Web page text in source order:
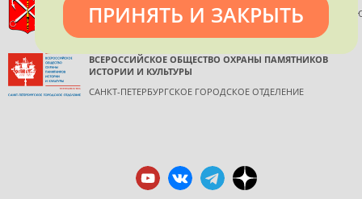
КОМИТЕТ ПО ГОСУДАРСТВЕННОМУ КОНТРОЛЮ,
И ОХРАНЕ ПАМЯТНИКОВ ИСТОРИИ И КУЛЬТУРЫ
ВСЕРОССИЙСКОЕ ОБЩЕСТВО ОХРАНЫ ПАМЯТНИКОВ
ИСТОРИИ И КУЛЬТУРЫ
САНКТ-ПЕТЕРБУРГСКОЕ ГОРОДСКОЕ ОТДЕЛЕНИЕ
ПРИНЯТЬ И ЗАКРЫТЬ